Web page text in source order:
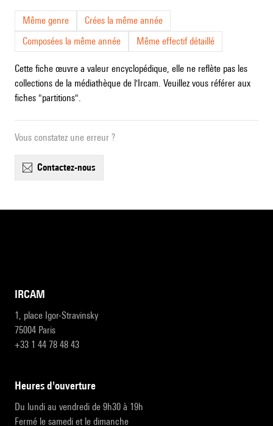
Même genre
Crées la même année
Composées la même année
Même effectif détaillé
Cette fiche œuvre a valeur encyclopédique, elle ne reflète pas les
collections de la médiathèque de l'Ircam. Veuillez vous référer aux
fiches "partitions".
Vous constatez une erreur ?
contactez-nous
IRCAM
1, place Igor-Stravinsky
75004 Paris
+33 1 44 78 48 43
heures d'ouverture
Du lundi au vendredi de 9h30 à 19h
Fermé le samedi et le dimanche